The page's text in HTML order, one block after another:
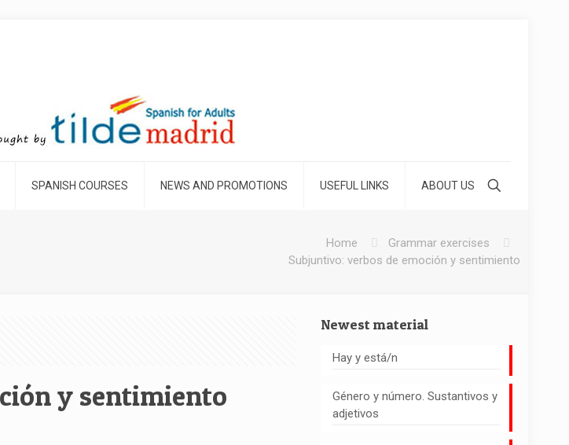
SPANISH COURSES NEWS AND PROMOTIONS USEFUL LINKS ABOUT US
Home
Grammar exercises
Subjuntivo: verbos de emoción y sentimiento
y sentimiento
Newest material
Hay y está/n
Género y número. Sustantivos y
adjetivos